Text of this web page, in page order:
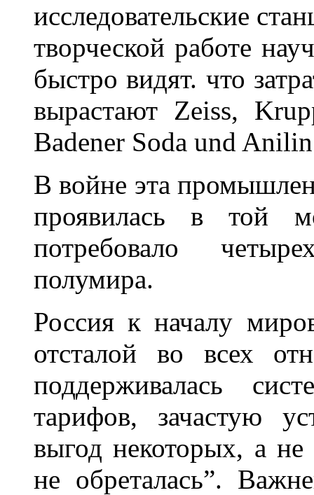
исследовательские
творческой работе
быстро видят. что
вырастают Zeiss,
Badener Soda und
В войне эта
проявилась в той
потребовало
полумира.
Россия к началу
отсталой во всех
поддерживалась
тарифов, зачастую
выгод некоторых, а не
не обреталась”.